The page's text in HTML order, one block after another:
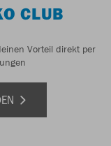
CLUB
Vorteil direkt per